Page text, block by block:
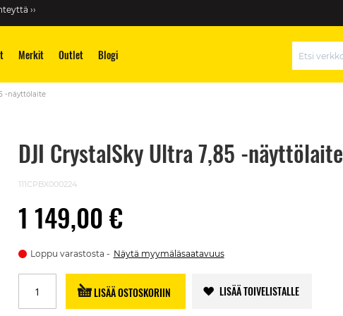
››
Merkit Outlet Blogi
-näyttölaite
DJI CrystalSky Ultra 7,85 -näyttölaite
111CPBX000224
1 149,00 €
Loppu varastosta Näytä myymäläsaatavuus
LISÄÄ OSTOSKORIIN LISÄÄ TOIVELISTALLE